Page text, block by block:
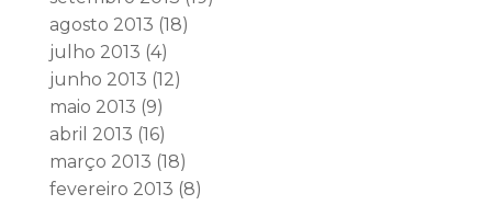
agosto 2013 (18)
julho 2013 (4)
junho 2013 (12)
maio 2013 (9)
abril 2013 (16)
março 2013 (18)
fevereiro 2013 (8)